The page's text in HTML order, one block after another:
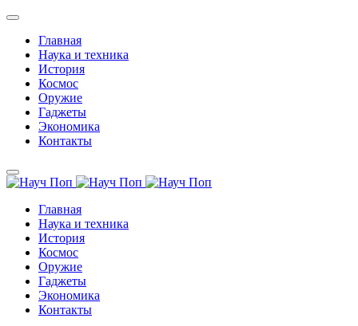
Главная
Наука и техника
История
Космос
Оружие
Гаджеты
Экономика
Контакты
Главная
Наука и техника
История
Космос
Оружие
Гаджеты
Экономика
Контакты